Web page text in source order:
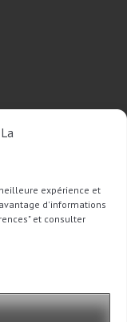
expérience et
d'informations
et consulter